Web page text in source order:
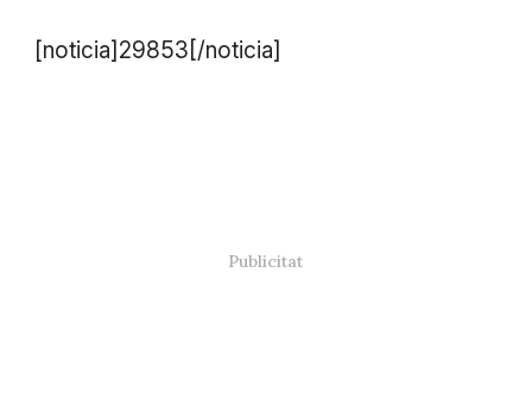
[noticia]29853[/noticia]